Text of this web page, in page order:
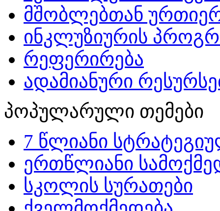
მშობლებთან
ინკლუზიურის
რეფერირება
ადამიანური
პოპულარული თემები
7 წლიანი
ერთწლიანი
სკოლის სურათები
ქველმოქმედება